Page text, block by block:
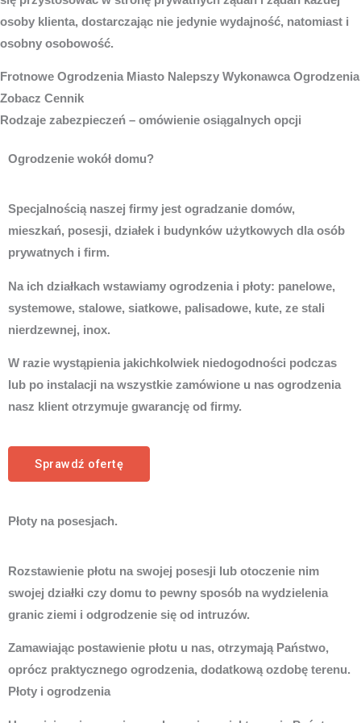
osoby klienta, dostarczając nie jedynie wydajność, natomiast i
osobny osobowość.
Frotnowe Ogrodzenia Miasto Nalepszy Wykonawca Ogrodzenia
Zobacz Cennik
Rodzaje zabezpieczeń – omówienie osiągalnych opcji
Ogrodzenie wokół domu?
Specjalnością naszej firmy jest ogradzanie domów,
mieszkań, posesji, działek i budynków użytkowych dla osób
prywatnych i firm.
Na ich działkach wstawiamy ogrodzenia i płoty: panelowe,
systemowe, stalowe, siatkowe, palisadowe, kute, ze stali
nierdzewnej, inox.
W razie wystąpienia jakichkolwiek niedogodności podczas
lub po instalacji na wszystkie zamówione u nas ogrodzenia
nasz klient otrzymuje gwarancję od firmy.
Sprawdź ofertę
Płoty na posesjach.
Rozstawienie płotu na swojej posesji lub otoczenie nim
swojej działki czy domu to pewny sposób na wydzielenia
granic ziemi i odgrodzenie się od intruzów.
Zamawiając postawienie płotu u nas, otrzymają Państwo,
oprócz praktycznego ogrodzenia, dodatkową ozdobę terenu.
Płoty i ogrodzenia